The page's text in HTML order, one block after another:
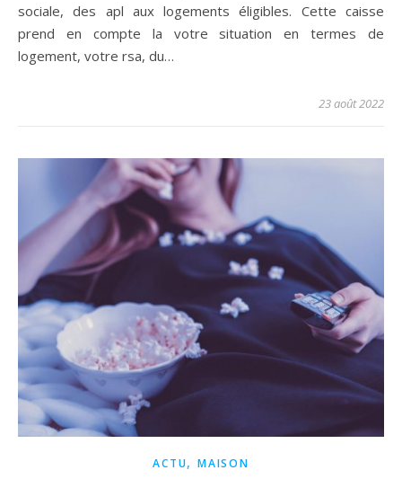
sociale, des apl aux logements éligibles. Cette caisse
prend en compte la votre situation en termes de
logement, votre rsa, du…
23 août 2022
ACTU,MAISON